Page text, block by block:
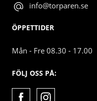
info@torparen.se
ÖPPETTIDER
Mån - Fre 08.30 - 17.00
FÖLJ OSS PÅ: